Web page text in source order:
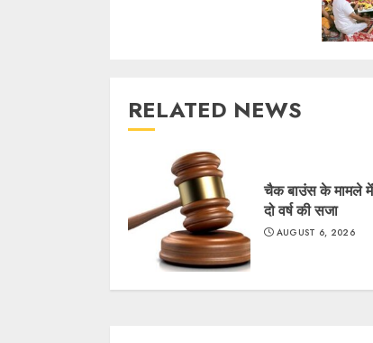
RELATED NEWS
चैक बाउंस के मामले
दो वर्ष की सजा
AUGUST 6, 2026